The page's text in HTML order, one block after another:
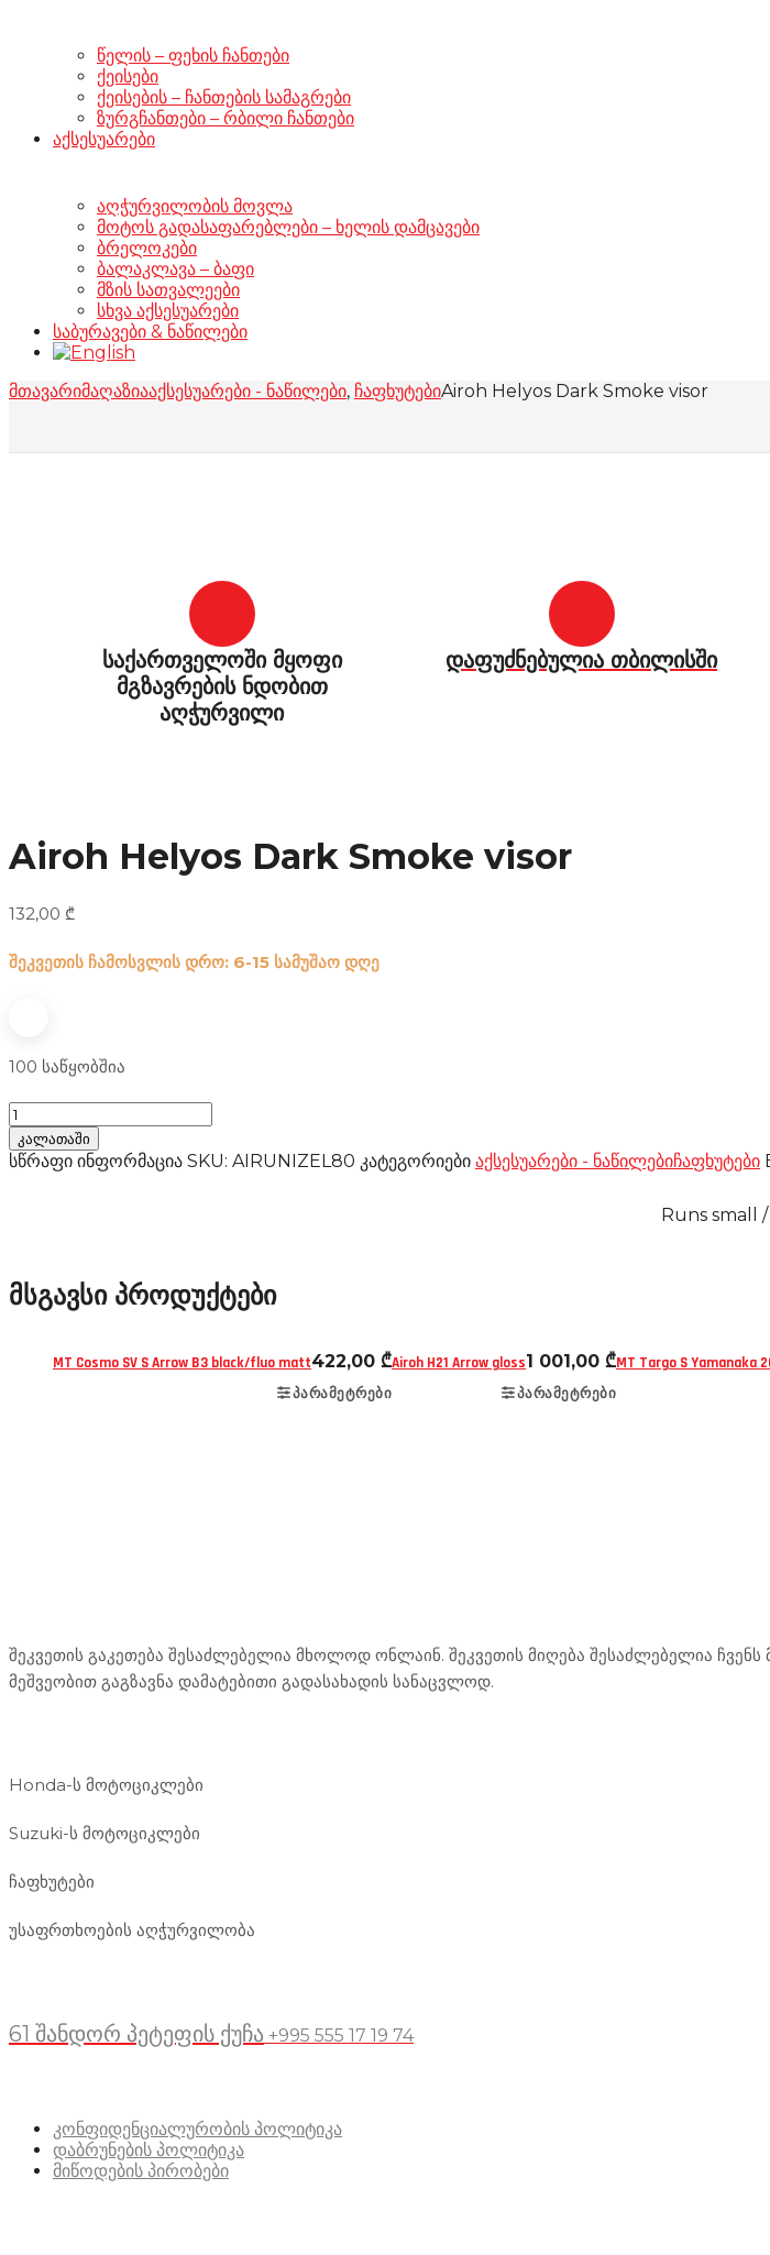
წელის – ფეხის ჩანთები
ქეისები
ქეისების – ჩანთების სამაგრები
ზურგჩანთები – რბილი ჩანთები
აქსესუარები
აღჭურვილობის მოვლა
მოტოს გადასაფარებლები – ხელის დამცავები
ბრელოკები
ბალაკლავა – ბაფი
მზის სათვალეები
სხვა აქსესუარები
საბურავები & ნაწილები
მთავარიმაღაზიააქსესუარები - ნაწილები, ჩაფხუტებიAiroh Helyos Dark Smoke visor
საქართველოში მყოფი
მგზავრების ნდობით
აღჭურვილი
დაფუძნებულია თბილისში
Airoh Helyos Dark Smoke visor
132,00 ₾
შეკვეთის ჩამოსვლის დრო: 6-15 სამუშაო დღე
100 საწყობშია
Airoh
Helyos
Dark
Smoke
კალათაში
სწრაფი ინფორმაცია SKU: AIRUNIZEL80 კატეგორიები აქსესუარები - ნაწილებიჩაფხუტები
Runs small
მსგავსი პროდუქტები
ჩაფხუტები ნახევრად ღია (3/4)
MT Cosmo SV S Arrow B3 black/fluo matt422,00 ₾
ᲞᲐᲠᲐᲛᲔᲢᲠᲔᲑᲘ
Airoh H21 Arrow gloss1 001,00 ₾
ᲞᲐᲠᲐᲛᲔᲢᲠᲔᲑᲘ
MT Targo S Yamanaka
შეკვეთის გაკეთება შესაძლებელია მხოლოდ ონლაინ. შეკვეთის მიღება შესაძლებელია
მეშვეობით გაგზავნა დამატებითი გადასახადის სანაცვლოდ.
Honda-ს მოტოციკლები
Suzuki-ს მოტოციკლები
ჩაფხუტები
უსაფრთხოების აღჭურვილობა
61 შანდორ პეტეფის ქუჩა +995 555 17 19 74
კონფიდენციალურობის პოლიტიკა
დაბრუნების პოლიტიკა
მიწოდების პირობები